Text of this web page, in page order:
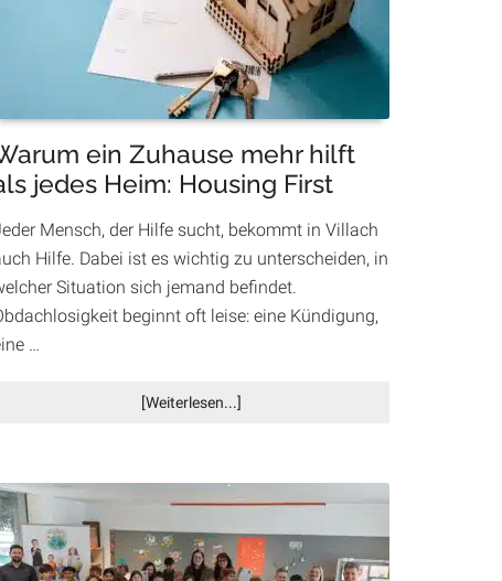
und
„WomanWonder
Weiblichkeit
–
AWAKEN“
starke
Akzente
ein Zuhause mehr hilft
jedes Heim: Housing First
Mensch, der Hilfe sucht, bekommt in Villach
Hilfe. Dabei ist es wichtig zu unterscheiden, in
Situation sich jemand befindet.
beginnt oft leise: eine Kündigung,
…
[Weiterlesen...]Infos
ein
mehr
hilft